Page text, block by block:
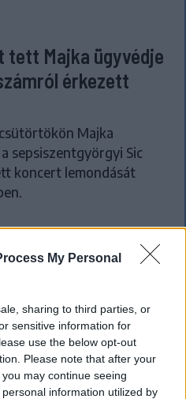
My Personal
sharing to third parties, or
sensitive information for
use the below opt-out
Please note that after your
may continue seeing
information utilized by
Majka ügyvédje
érkezett
Majka
sepsiszentgyörgyi Sic
koncert lemondását